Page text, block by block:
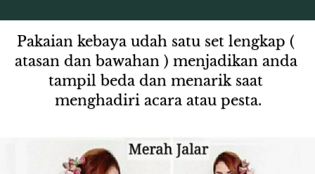
Pakaian kebaya udah satu set lengkap (
atasan dan bawahan ) menjadikan anda
tampil beda dan menarik saat
menghadiri acara atau pesta.